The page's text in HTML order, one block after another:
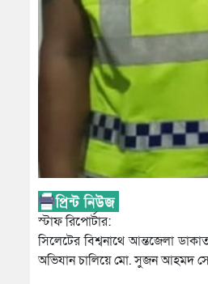
স্টাফ রিপোর্টার:
সিলেটের বিশ্বনাথে আন্তজেলা
অভিযান চালিয়ে মো. সুজন আহমদ